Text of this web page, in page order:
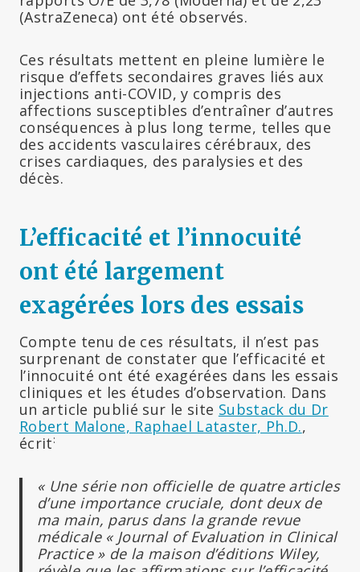
(AstraZeneca) ont été observés.
Ces résultats mettent en pleine lumière le
risque d’effets secondaires graves liés aux
injections anti-COVID, y compris des
affections susceptibles d’entraîner d’autres
conséquences à plus long terme, telles que
des accidents vasculaires cérébraux, des
crises cardiaques, des paralysies et des
décès.
L’efficacité et l’innocuité
ont été largement
exagérées lors des essais
Compte tenu de ces résultats, il n’est pas
surprenant de constater que l’efficacité et
l’innocuité ont été exagérées dans les essais
cliniques et les études d’observation. Dans
un article publié sur le site Substack du Dr
Robert Malone, Raphael Lataster, Ph.D.,
écrit:
« Une série non officielle de quatre articles
d’une importance cruciale, dont deux de
ma main, parus dans la grande revue
médicale « Journal of Evaluation in Clinical
Practice » de la maison d’éditions Wiley,